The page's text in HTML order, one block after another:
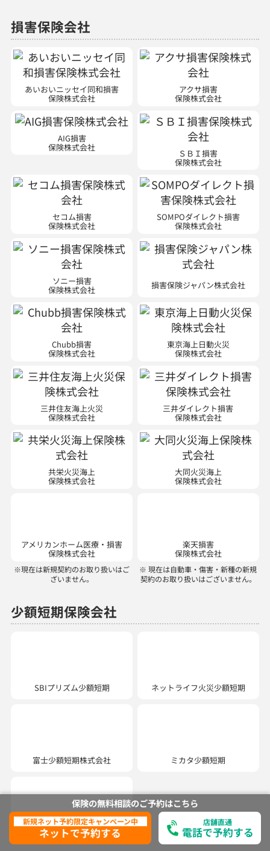
損害保険会社
あいおいニッセイ同和損害
保険株式会社
アクサ損害
保険株式会社
AIG損害
保険株式会社
ＳＢＩ損害
保険株式会社
セコム損害
保険株式会社
SOMPOダイレクト損害
保険株式会社
ソニー損害
保険株式会社 損害保険ジャパン株式会社
Chubb損害
保険株式会社
東京海上日動火災
保険株式会社
三井住友海上火災
保険株式会社
三井ダイレクト損害
保険株式会社
共栄火災海上
保険株式会社
大同火災海上
保険株式会社
保険株式会社
※現在は新規契約のお取り扱いはご
ざいません。
保険株式会社
※ 現在は自動車・傷害・新種の新規
契約のお取り扱いはございません。
少額短期保険会社
ユニバーサル少額短期
保険株式会社
ほけんの110番では、以下の商品を取り扱っています。
生命保険：医療保険、がん保険、個人年金保険、学資保険、介護保険、収入
保険の無料相談のご予約はこちら
新規ネット予約限定キャンペーン中
ネットで予約する
店舗直通
電話で予約する